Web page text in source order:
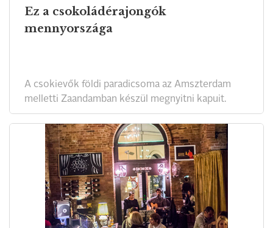
Ez a csokoládérajongók
mennyországa
A csokievők földi paradicsoma az Amszterdam
melletti Zaandamban készül megnyitni kapuit.